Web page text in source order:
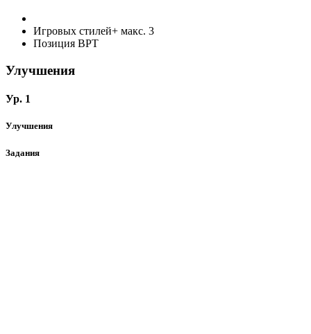
Игровых стилей+ макс. 3
Позиция ВРТ
Улучшения
Ур. 1
Улучшения
Задания